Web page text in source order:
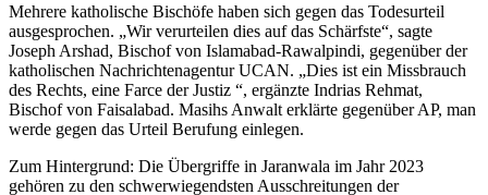
Mehrere katholische Bischöfe haben sich gegen das Todesurteil
ausgesprochen. „Wir verurteilen dies auf das Schärfste“, sagte
Joseph Arshad, Bischof von Islamabad-Rawalpindi, gegenüber der
katholischen Nachrichtenagentur UCAN. „Dies ist ein Missbrauch
des Rechts, eine Farce der Justiz “, ergänzte Indrias Rehmat,
Bischof von Faisalabad. Masihs Anwalt erklärte gegenüber AP, man
werde gegen das Urteil Berufung einlegen.
Zum Hintergrund: Die Übergriffe in Jaranwala im Jahr 2023
gehören zu den schwerwiegendsten Ausschreitungen der